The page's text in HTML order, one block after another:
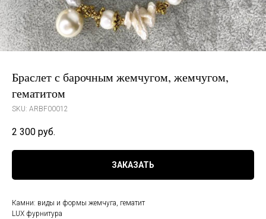
Браслет с барочным жемчугом, жемчугом,
гематитом
SKU: ARBF00012
2 300 руб.
ЗАКАЗАТЬ
Камни: виды и формы жемчуга, гематит
LUX фурнитура